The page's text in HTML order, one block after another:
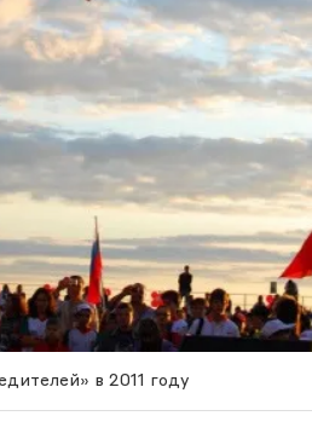
в 2011 году